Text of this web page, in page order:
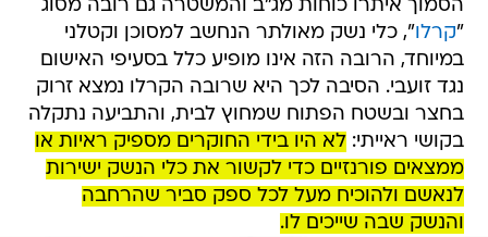
הסמוך איתרו כוחות מג"ב והמשטרה גם רובה מסוג
"קרלו", כלי נשק מאולתר הנחשב למסוכן וקטלני
במיוחד, הרובה הזה אינו מופיע כלל בסעיפי האישום
נגד זועבי. הסיבה לכך היא שרובה הקרלו נמצא זרוק
בחצר ובשטח הפתוח שמחוץ לבית, והתביעה נתקלה
בקושי ראייתי:לא היו בידי החוקרים מספיק ראיות או
ממצאים פורנזיים כדי לקשור את כלי הנשק ישירות
לנאשם ולהוכיח מעל לכל ספק סביר שהרחבה
והנשק שבה שייכים לו.